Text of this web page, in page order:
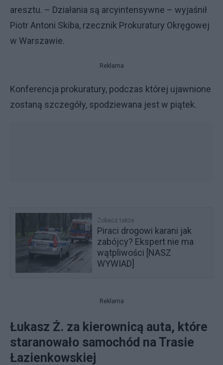
aresztu. – Działania są arcyintensywne – wyjaśnił
Piotr Antoni Skiba, rzecznik Prokuratury Okręgowej
w Warszawie.
Reklama
Konferencja prokuratury, podczas której ujawnione
zostaną szczegóły, spodziewana jest w piątek.
Zobacz także
Piraci drogowi karani jak
zabójcy? Ekspert nie ma
wątpliwości [NASZ
WYWIAD]
Reklama
Łukasz Ż. za kierownicą auta, które
staranowało samochód na Trasie
Łazienkowskiej